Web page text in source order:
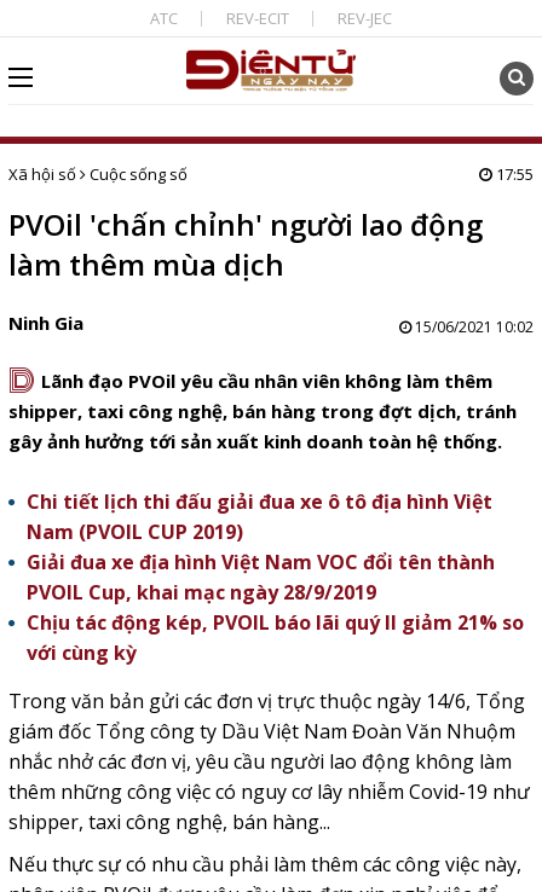
ATC REV-ECIT REV-JEC
Xã hội số Cuộc sống số 17:55
PVOil 'chấn chỉnh' người lao động
làm thêm mùa dịch
Ninh Gia 15/06/2021 10:02
D Lãnh đạo PVOil yêu cầu nhân viên không làm thêm
shipper, taxi công nghệ, bán hàng trong đợt dịch, tránh
gây ảnh hưởng tới sản xuất kinh doanh toàn hệ thống.
Chi tiết lịch thi đấu giải đua xe ô tô địa hình Việt
Nam (PVOIL CUP 2019)
Giải đua xe địa hình Việt Nam VOC đổi tên thành
PVOIL Cup, khai mạc ngày 28/9/2019
Chịu tác động kép, PVOIL báo lãi quý II giảm 21% so
với cùng kỳ
Trong văn bản gửi các đơn vị trực thuộc ngày 14/6, Tổng
giám đốc Tổng công ty Dầu Việt Nam Đoàn Văn Nhuộm
nhắc nhở các đơn vị, yêu cầu người lao động không làm
thêm những công việc có nguy cơ lây nhiễm Covid-19 như
shipper, taxi công nghệ, bán hàng...
Nếu thực sự có nhu cầu phải làm thêm các công việc này,